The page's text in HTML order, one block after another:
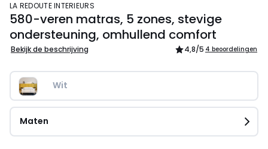
LA REDOUTE INTERIEURS
580-veren matras, 5 zones, stevige
ondersteuning, omhullend comfort
Bekijk de beschrijving 4,8/5 4 beoordelingen
Wit
Maten